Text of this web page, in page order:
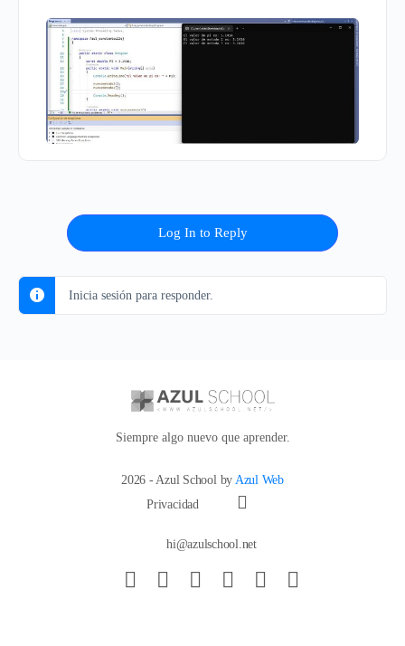
Log In to Reply
Inicia sesión para responder.
Siempre algo nuevo que aprender.
2026 - Azul School by Azul Web
Privacidad
hi@azulschool.net